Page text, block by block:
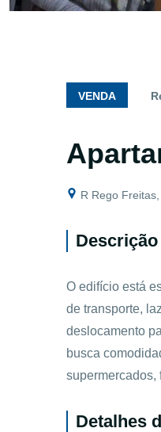
VENDA
R Rego
Descrição
O edifício está
de transporte,
deslocamento
busca
supermercados,
Detalhes